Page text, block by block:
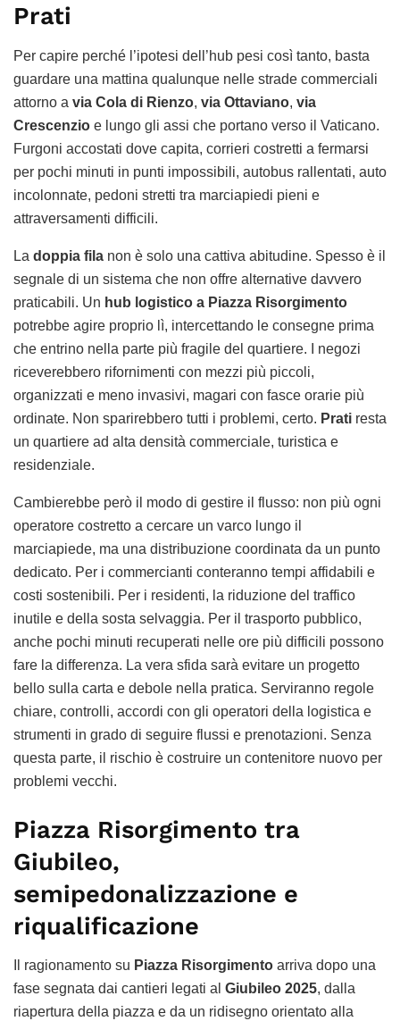
Prati
Per capire perché l’ipotesi dell’hub pesi così tanto, basta
guardare una mattina qualunque nelle strade commerciali
attorno a via Cola di Rienzo, via Ottaviano, via
Crescenzio e lungo gli assi che portano verso il Vaticano.
Furgoni accostati dove capita, corrieri costretti a fermarsi
per pochi minuti in punti impossibili, autobus rallentati, auto
incolonnate, pedoni stretti tra marciapiedi pieni e
attraversamenti difficili.
La doppia fila non è solo una cattiva abitudine. Spesso è il
segnale di un sistema che non offre alternative davvero
praticabili. Un hub logistico a Piazza Risorgimento
potrebbe agire proprio lì, intercettando le consegne prima
che entrino nella parte più fragile del quartiere. I negozi
riceverebbero rifornimenti con mezzi più piccoli,
organizzati e meno invasivi, magari con fasce orarie più
ordinate. Non sparirebbero tutti i problemi, certo. Prati resta
un quartiere ad alta densità commerciale, turistica e
residenziale.
Cambierebbe però il modo di gestire il flusso: non più ogni
operatore costretto a cercare un varco lungo il
marciapiede, ma una distribuzione coordinata da un punto
dedicato. Per i commercianti conteranno tempi affidabili e
costi sostenibili. Per i residenti, la riduzione del traffico
inutile e della sosta selvaggia. Per il trasporto pubblico,
anche pochi minuti recuperati nelle ore più difficili possono
fare la differenza. La vera sfida sarà evitare un progetto
bello sulla carta e debole nella pratica. Serviranno regole
chiare, controlli, accordi con gli operatori della logistica e
strumenti in grado di seguire flussi e prenotazioni. Senza
questa parte, il rischio è costruire un contenitore nuovo per
problemi vecchi.
Piazza Risorgimento tra
Giubileo,
semipedonalizzazione e
riqualificazione
Il ragionamento su Piazza Risorgimento arriva dopo una
fase segnata dai cantieri legati al Giubileo 2025, dalla
riapertura della piazza e da un ridisegno orientato alla